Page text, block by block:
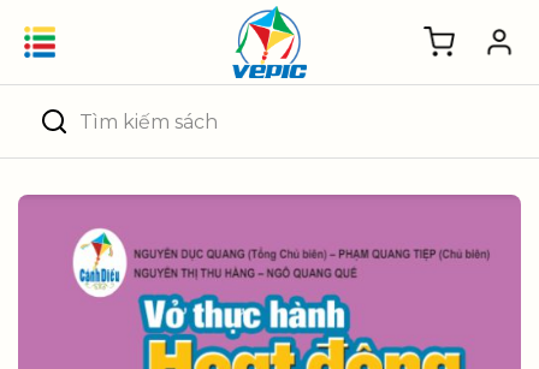
Tìm
kiếm: